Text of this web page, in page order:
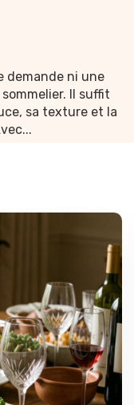
demande ni une
Il suffit
sa texture et la
directe au
qu’un canal de
en dehors
baissent ou
un...